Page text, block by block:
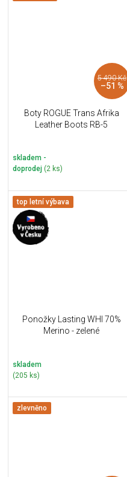
5 490 Kč
–51 %
Boty ROGUE Trans Afrika
Leather Boots RB-5
skladem -
doprodej (2 ks)
top letní výbava
Ponožky Lasting WHI 70%
Merino - zelené
skladem
(205 ks)
zlevněno